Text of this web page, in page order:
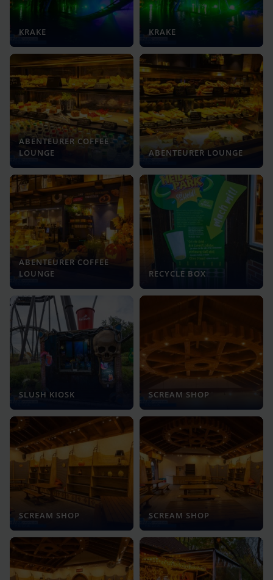
KRAKE KRAKE
ABENTEURER COFFEE
LOUNGE
ABENTEURER LOUNGE
ABENTEURER COFFEE
LOUNGE
RECYCLE BOX
SLUSH KIOSK SCREAM SHOP
SCREAM SHOP SCREAM SHOP